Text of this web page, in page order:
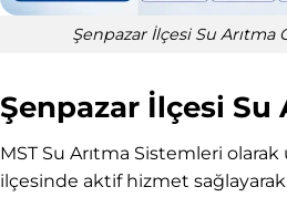
Şenpazar İlçesi Su Arıtma
Şenpazar İlçesi Su
MST Su Arıtma Sistemleri olarak
ilçesinde aktif hizmet sağlayarak